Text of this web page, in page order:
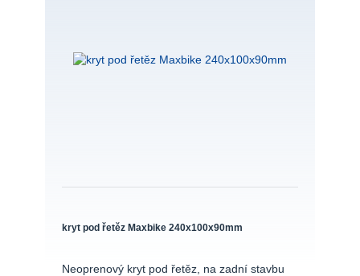
kryt pod řetěz Maxbike 240x100x90mm
Neoprenový kryt pod řetěz, na zadní stavbu